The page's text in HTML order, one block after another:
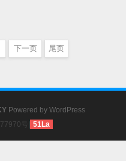
下一页 尾页
Powered by WordPress
号 | 51La